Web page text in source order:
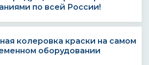
по всей России!